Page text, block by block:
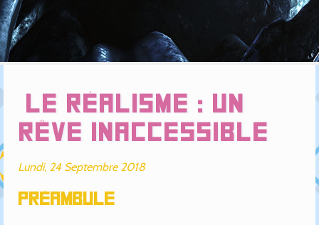
Le réalisme : un
rêve inaccessible
Lundi, 24 Septembre 2018
Préambule